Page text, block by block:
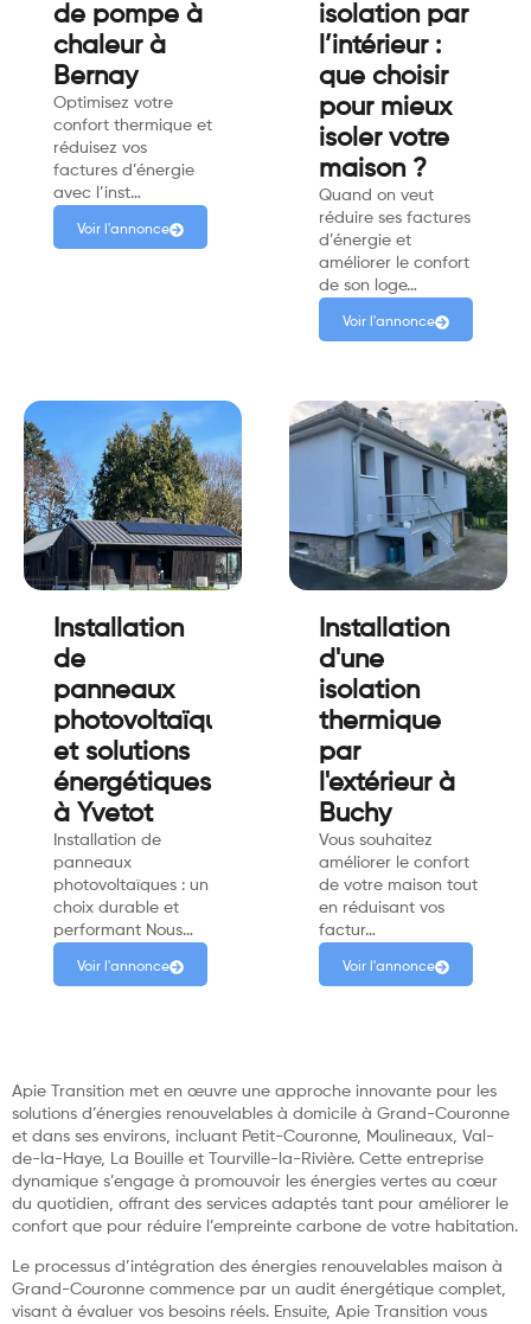
de pompe à
chaleur à
Bernay
Optimisez votre
confort thermique et
réduisez vos
factures d’énergie
avec l’inst…
Voir l'annonce
isolation par
l’intérieur :
que choisir
pour mieux
isoler votre
maison ?
Quand on veut
réduire ses factures
d’énergie et
améliorer le confort
de son loge…
Voir l'annonce
Installation
de
panneaux
photovoltaïques
et solutions
énergétiques
à Yvetot
Installation de
panneaux
photovoltaïques : un
choix durable et
performant Nous…
Voir l'annonce
Installation
d'une
isolation
thermique
par
l'extérieur à
Buchy
Vous souhaitez
améliorer le confort
de votre maison tout
en réduisant vos
factur…
Voir l'annonce
Apie Transition met en œuvre une approche innovante pour les
solutions d’énergies renouvelables à domicile à Grand-Couronne
et dans ses environs, incluant Petit-Couronne, Moulineaux, Val-
de-la-Haye, La Bouille et Tourville-la-Rivière. Cette entreprise
dynamique s’engage à promouvoir les énergies vertes au cœur
du quotidien, offrant des services adaptés tant pour améliorer le
confort que pour réduire l’empreinte carbone de votre habitation.
Le processus d’intégration des énergies renouvelables maison à
Grand-Couronne commence par un audit énergétique complet,
visant à évaluer vos besoins réels. Ensuite, Apie Transition vous